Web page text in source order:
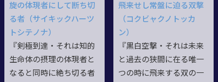
旋の体現者にして断ち切
る者（サイキックハーツ
トシテノナ）
『剣極到達・それは知的
生命体の摂理の体現者と
なると同時に絶ち切る者
飛来せし常盤に迫る双撃
（コクビャクノトッカ
ン）
『黒白空撃・それは未来
と過去の狭間に在る唯一
つの時に飛来する双の一